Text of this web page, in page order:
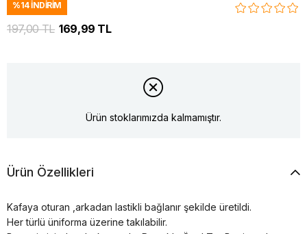
%14İNDIRIM
197,00 TL 169,99 TL
Ürün stoklarımızda kalmamıştır.
Ürün Özellikleri
Kafaya oturan ,arkadan lastikli bağlanır şekilde üretildi.
Her türlü üniforma üzerine takılabilir.